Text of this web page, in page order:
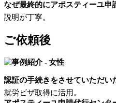
なぜ最終的にアポスティーユ申
説明が丁寧。
ご依頼後
認証の手続きをさせていただい
就労ビザ取得に活用。